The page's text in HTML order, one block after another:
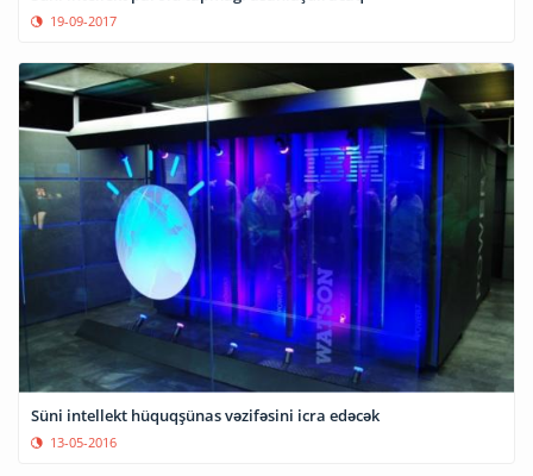
19-09-2017
Süni intellekt hüquqşünas vəzifəsini icra edəcək
13-05-2016